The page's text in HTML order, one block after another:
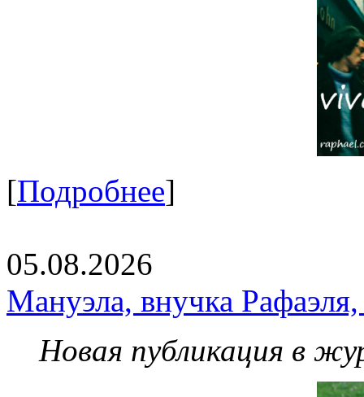
[Подробнее]
05.08.2026
Мануэла, внучка
Новая публикация в